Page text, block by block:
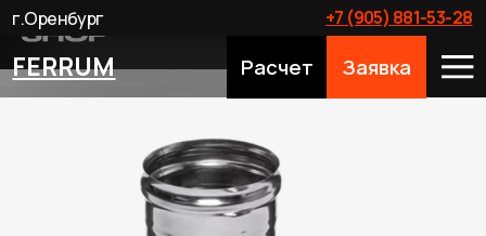
FERRUM Расчет Заявка
+7 (905) 881-53-28
г.Оренбург